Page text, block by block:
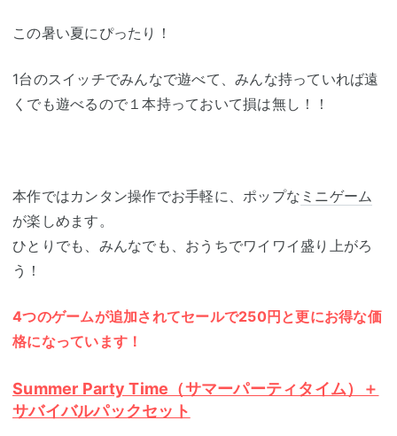
この暑い夏にぴったり！
1台のスイッチでみんなで遊べて、みんな持っていれば遠
くでも遊べるので１本持っておいて損は無し！！
本作ではカンタン操作でお手軽に、ポップな ミニゲーム
が楽しめます。
ひとりでも、みんなでも、おうちでワイワイ盛り上がろ
う！
4つのゲームが追加されてセールで250円と更にお得な価
格になっています！
Summer Party Time（サマーパーティタイム）＋
サバイバルパックセット